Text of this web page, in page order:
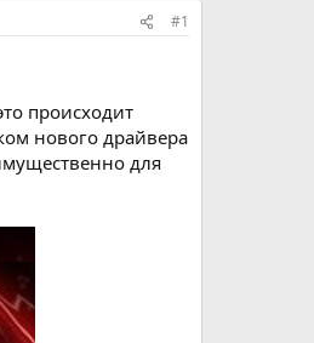
#1
происходит
нового драйвера
для